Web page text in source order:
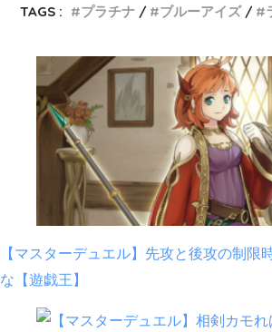
TAGS :
プラチナ ブルーアイズ
【マスターデュエル】先攻と後攻の制限
な【遊戯王】